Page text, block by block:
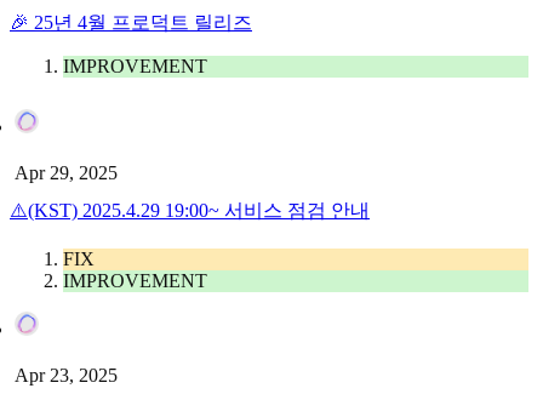
🎉 25년 4월 프로덕트 릴리즈
IMPROVEMENT
Apr 29, 2025
⚠️(KST) 2025.4.29 19:00~ 서비스 점검 안내
FIX
IMPROVEMENT
Apr 23, 2025